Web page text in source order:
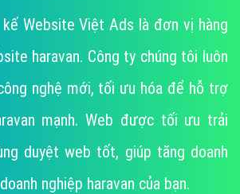
Website Việt Ads là đơn vị hàng
haravan. Công ty chúng tôi luôn
nghệ mới, tối ưu hóa để hỗ trợ
mạnh. Web được tối ưu trải
duyệt web tốt, giúp tăng doanh
nghiệp haravan của bạn.